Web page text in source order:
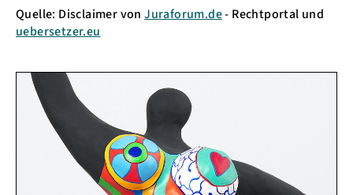
Quelle: Disclaimer vonJuraforum.de- Rechtportal und
uebersetzer.eu